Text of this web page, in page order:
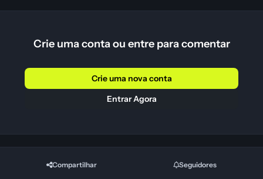
Crie uma conta ou entre para comentar
Crie uma nova conta
Entrar Agora
Compartilhar Seguidores